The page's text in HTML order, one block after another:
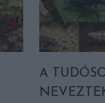
A